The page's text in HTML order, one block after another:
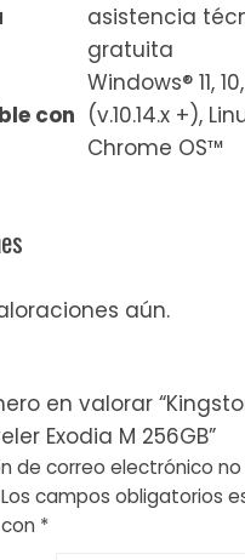
asistencia
gratuita
con
Windows® 11,
(v.10.14.x +),
Chrome OS™
aún.
en valorar
Exodia M 256GB”
de correo electrónico no
Los campos obligatorios
*